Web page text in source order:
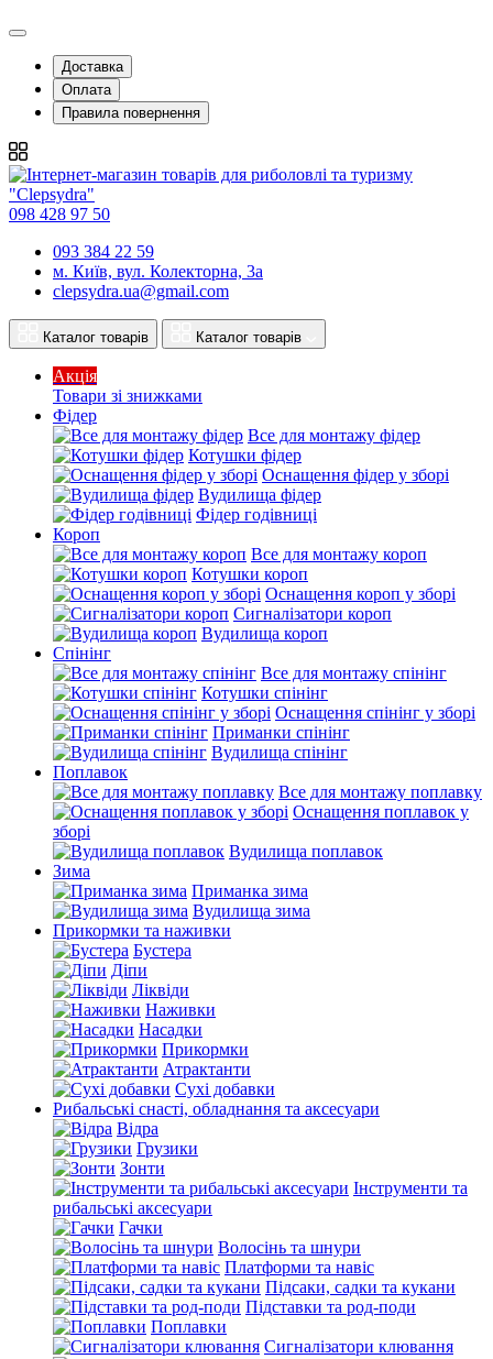
Доставка
Оплата
Правила повернення
098 428 97 50
093 384 22 59
м. Київ, вул. Колекторна, 3а
clepsydra.ua@gmail.com
Каталог товарів Каталог товарів
Акція
Товари зі знижками
Фідер
Все для монтажу фідер
Котушки фідер
Оснащення фідер у зборі
Вудилища фідер
Фідер годівниці
Короп
Все для монтажу короп
Котушки короп
Оснащення короп у зборі
Сигналізатори короп
Вудилища короп
Спінінг
Все для монтажу спінінг
Котушки спінінг
Оснащення спінінг у зборі
Приманки спінінг
Вудилища спінінг
Поплавок
Все для монтажу поплавку
Оснащення поплавок у
зборі
Вудилища поплавок
Зима
Приманка зима
Вудилища зима
Прикормки та наживки
Бустера
Діпи
Ліквіди
Наживки
Насадки
Прикормки
Атрактанти
Сухі добавки
Рибальські снасті, обладнання та аксесуари
Відра
Грузики
Зонти
Інструменти та
рибальські аксесуари
Гачки
Волосінь та шнури
Платформи та навіс
Підсаки, садки та кукани
Підставки та род-поди
Поплавки
Сигналізатори клювання